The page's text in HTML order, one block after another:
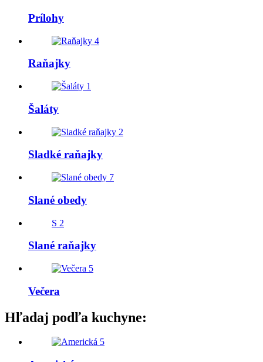
Prílohy
4
Raňajky
1
Šaláty
2
Sladké raňajky
7
Slané obedy
S 2
Slané raňajky
5
Večera
Hľadaj podľa kuchyne:
5